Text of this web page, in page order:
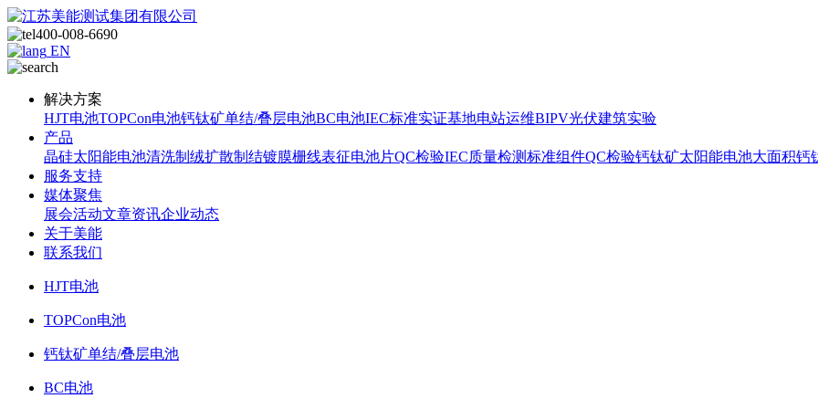
400-008-6690
EN
解决方案
HJT电池TOPCon电池钙钛矿单结/叠层电池BC电池IEC标准实证基地电站运维BIPV光伏建筑实验
产品
晶硅太阳能电池清洗制绒扩散制结镀膜栅线表征电池片QC检验IEC质量检测标准组件QC检验钙钛矿太阳能电池大面积钙
服务支持
媒体聚焦
展会活动文章资讯企业动态
关于美能
联系我们
HJT电池
TOPCon电池
钙钛矿单结/叠层电池
BC电池